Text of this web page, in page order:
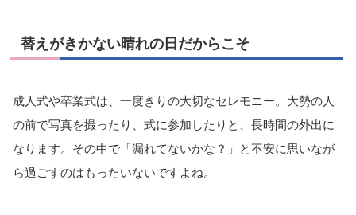
替えがきかない晴れの日だからこそ
成人式や卒業式は、一度きりの大切なセレモニー。大勢の人
の前で写真を撮ったり、式に参加したりと、長時間の外出に
なります。その中で「漏れてないかな？」と不安に思いなが
ら過ごすのはもったいないですよね。